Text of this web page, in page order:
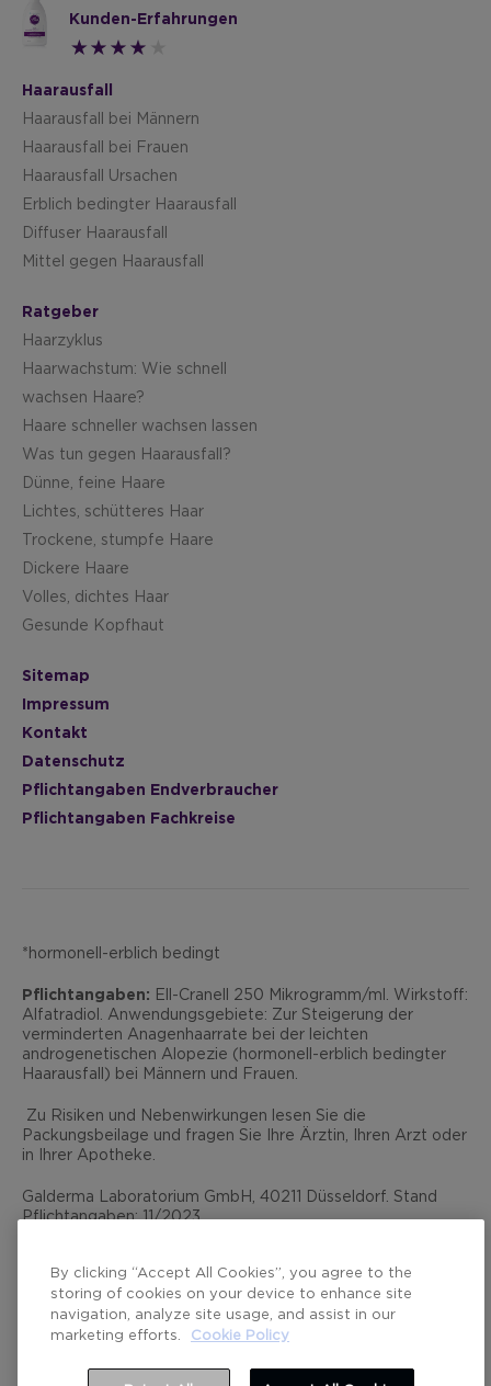
Kunden-Erfahrungen
Haarausfall
Haarausfall bei Männern
Haarausfall bei Frauen
Haarausfall Ursachen
Erblich bedingter Haarausfall
Diffuser Haarausfall
Mittel gegen Haarausfall
Ratgeber
Haarzyklus
Haarwachstum: Wie schnell
wachsen Haare?
Haare schneller wachsen lassen
Was tun gegen Haarausfall?
Dünne, feine Haare
Lichtes, schütteres Haar
Trockene, stumpfe Haare
Dickere Haare
Volles, dichtes Haar
Gesunde Kopfhaut
Sitemap
Impressum
Kontakt
Datenschutz
Pflichtangaben Endverbraucher
Pflichtangaben Fachkreise
*hormonell-erblich bedingt
Pflichtangaben: Ell-Cranell 250 Mikrogramm/ml. Wirkstoff:
Alfatradiol. Anwendungsgebiete: Zur Steigerung der
verminderten Anagenhaarrate bei der leichten
androgenetischen Alopezie (hormonell-erblich bedingter
Haarausfall) bei Männern und Frauen.
Zu Risiken und Nebenwirkungen lesen Sie die
Packungsbeilage und fragen Sie Ihre Ärztin, Ihren Arzt oder
in Ihrer Apotheke.
Galderma Laboratorium GmbH, 40211 Düsseldorf. Stand
Pflichtangaben: 11/2023
© Galderma Laboratorium GmbH 2026
By clicking “Accept All Cookies”, you agree to the
storing of cookies on your device to enhance site
navigation, analyze site usage, and assist in our
marketing efforts.
Cookie Policy